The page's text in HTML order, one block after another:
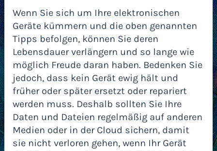
Wenn Sie sich um Ihre elektronischen
Geräte kümmern und die oben genannten
Tipps befolgen, können Sie deren
Lebensdauer verlängern und so lange wie
möglich Freude daran haben. Bedenken Sie
jedoch, dass kein Gerät ewig hält und
früher oder später ersetzt oder repariert
werden muss. Deshalb sollten Sie Ihre
Daten und Dateien regelmäßig auf anderen
Medien oder in der Cloud sichern, damit
sie nicht verloren gehen, wenn Ihr Gerät